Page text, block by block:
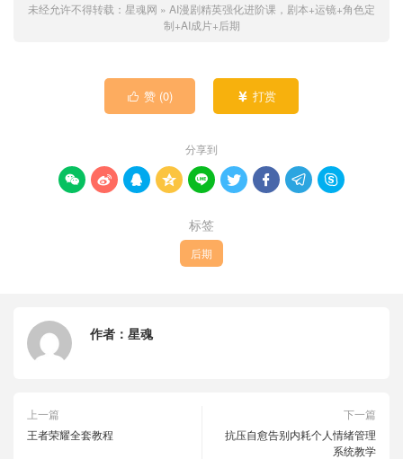
未经允许不得转载： 星魂网 » AI漫剧精英强化进阶课，剧本+运镜+角色定
制+AI成片+后期
 赞 (0)  打赏
分享到
        
标签
后期
作者： 星魂
上一篇
王者荣耀全套教程
下一篇
抗压自愈告别内耗个人情绪管理
系统教学